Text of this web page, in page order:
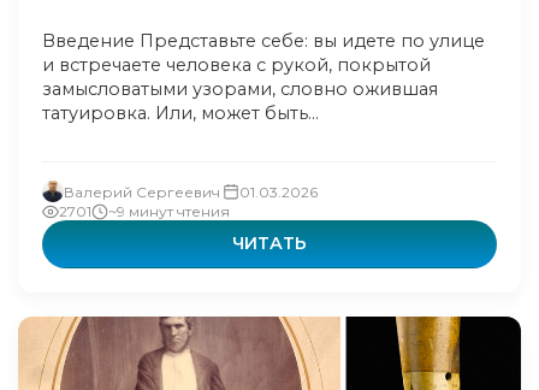
Введение Представьте себе: вы идете по улице
и встречаете человека с рукой, покрытой
замысловатыми узорами, словно ожившая
татуировка. Или, может быть...
Валерий Сергеевич
01.03.2026
2701
~9 минут чтения
ЧИТАТЬ